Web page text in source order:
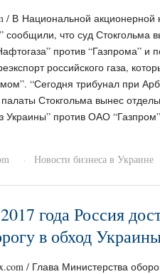
/ В Национальной акционерной
сообщили, что суд Стокгольма
против “Газпрома” и
российского газа,
“Сегодня трибунал при
палаты Стокгольма вынес
против ОАО
· Новости бизнеса в Украине
года Россия
в обход
/ Глава Министерства